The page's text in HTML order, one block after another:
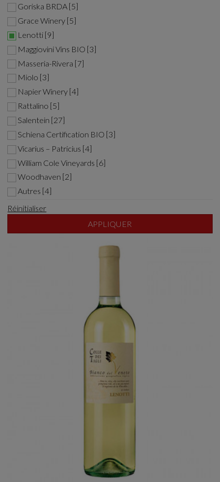
Goriska BRDA [5]
Grace Winery [5]
Lenotti [9]
Maggiovini Vins BIO [3]
Masseria-Rivera [7]
Miolo [3]
Napier Winery [4]
Rattalino [5]
Salentein [27]
Schiena Certification BIO [3]
Vicarius – Patricius [4]
William Cole Vineyards [6]
Woodhaven [2]
Autres [4]
Réinitialiser
APPLIQUER